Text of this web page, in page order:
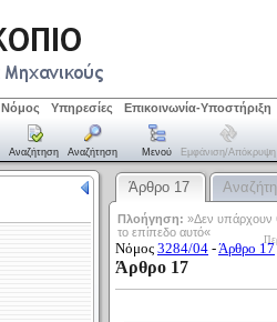
Νόμος Υπηρεσίες Επικοινωνία-Υποστήριξη
Αναζήτηση Αναζήτηση Μενού Εμφάνιση/απόκρυψη
Άρθρο 17